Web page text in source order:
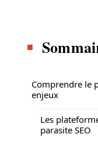
Comprendre le
enjeux
Les
parasite SEO